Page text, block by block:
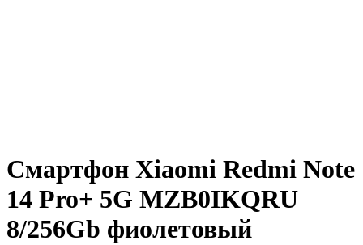
Смартфон Xiaomi Redmi Note
14 Pro+ 5G MZB0IKQRU
8/256Gb фиолетовый